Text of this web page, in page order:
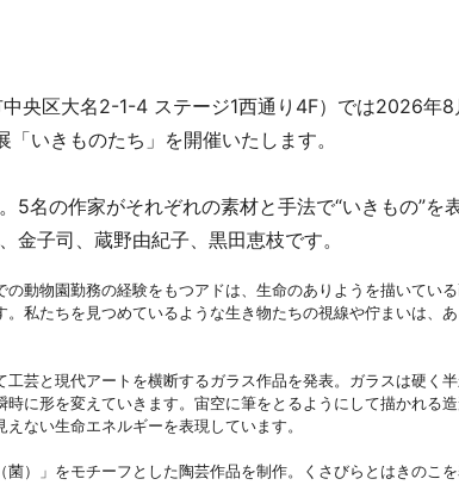
央区大名2-1-4 ステージ1西通り4F）では2026年8
いきものたち」を開催いたします。
5名の作家がそれぞれの素材と手法で“いきもの”を
子司、蔵野由紀子、黒田恵枝です。
動物園勤務の経験をもつアドは、生命のありようを描いてい
私たちを見つめているような生き物たちの視線や佇まいは、
芸と現代アートを横断するガラス作品を発表。ガラスは硬く
に形を変えていきます。宙空に筆をとるようにして描かれる
ない生命エネルギーを表現しています。
）」をモチーフとした陶芸作品を制作。くさびらとはきのこ